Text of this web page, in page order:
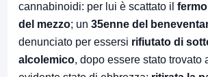
cannabinoidi: per lui è scattato il
del mezzo; un 35enne del
denunciato per essersi rifiutato di
alcolemico, dopo essere stato trovato